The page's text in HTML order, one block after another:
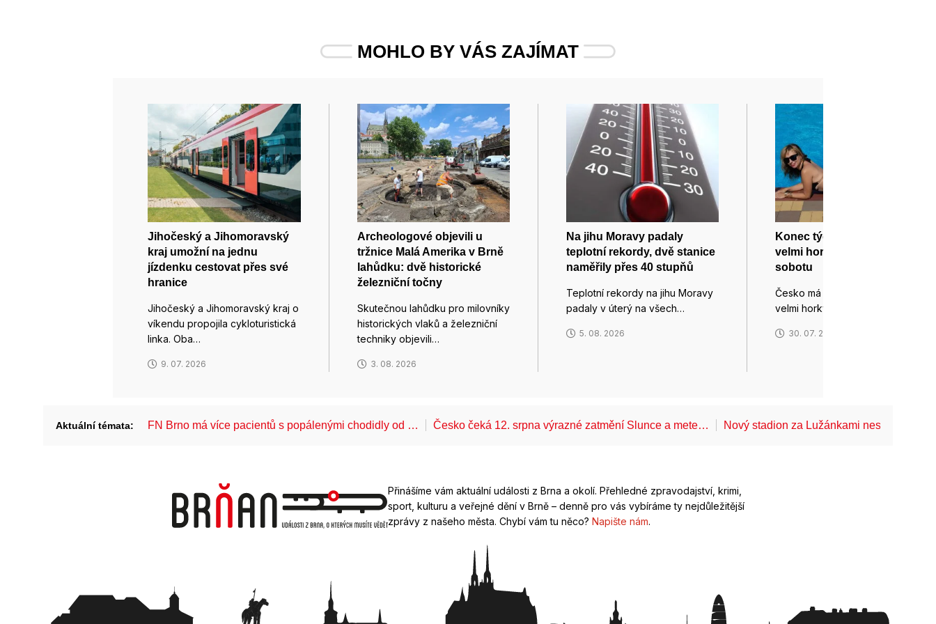
MOHLO BY VÁS ZAJÍMAT
Jihočeský a Jihomoravský
kraj umožní na jednu
jízdenku cestovat přes své
hranice
Jihočeský a Jihomoravský kraj o
víkendu propojila cykloturistická
linka. Oba…
9. 07. 2026
Archeologové objevili u
tržnice Malá Amerika v Brně
lahůdku: dvě historické
železniční točny
Skutečnou lahůdku pro milovníky
historických vlaků a železniční
techniky objevili…
3. 08. 2026
Na jihu Moravy padaly
teplotní rekordy, dvě stanice
naměřily přes 40 stupňů
Teplotní rekordy na jihu Moravy
padaly v úterý na všech…
5. 08. 2026
Konec týdne bude v Česku
velmi horký, zaprší hlavně v
sobotu
Česko má před sebou několik
velmi horkých dnů. Zejména ve…
30. 07. 2026
Aktuální témata: FN Brno má více pacientů s popálenými chodidly od … Česko čeká 12. srpna výrazné zatmění Slunce a mete… Nový stadion za Lužánkami nesmí mít dle
Přinášíme vám aktuální události z Brna a okolí. Přehledné zpravodajství, krimi,
sport, kulturu a veřejné dění v Brně – denně pro vás vybíráme ty nejdůležitější
zprávy z našeho města. Chybí vám tu něco? Napište nám.